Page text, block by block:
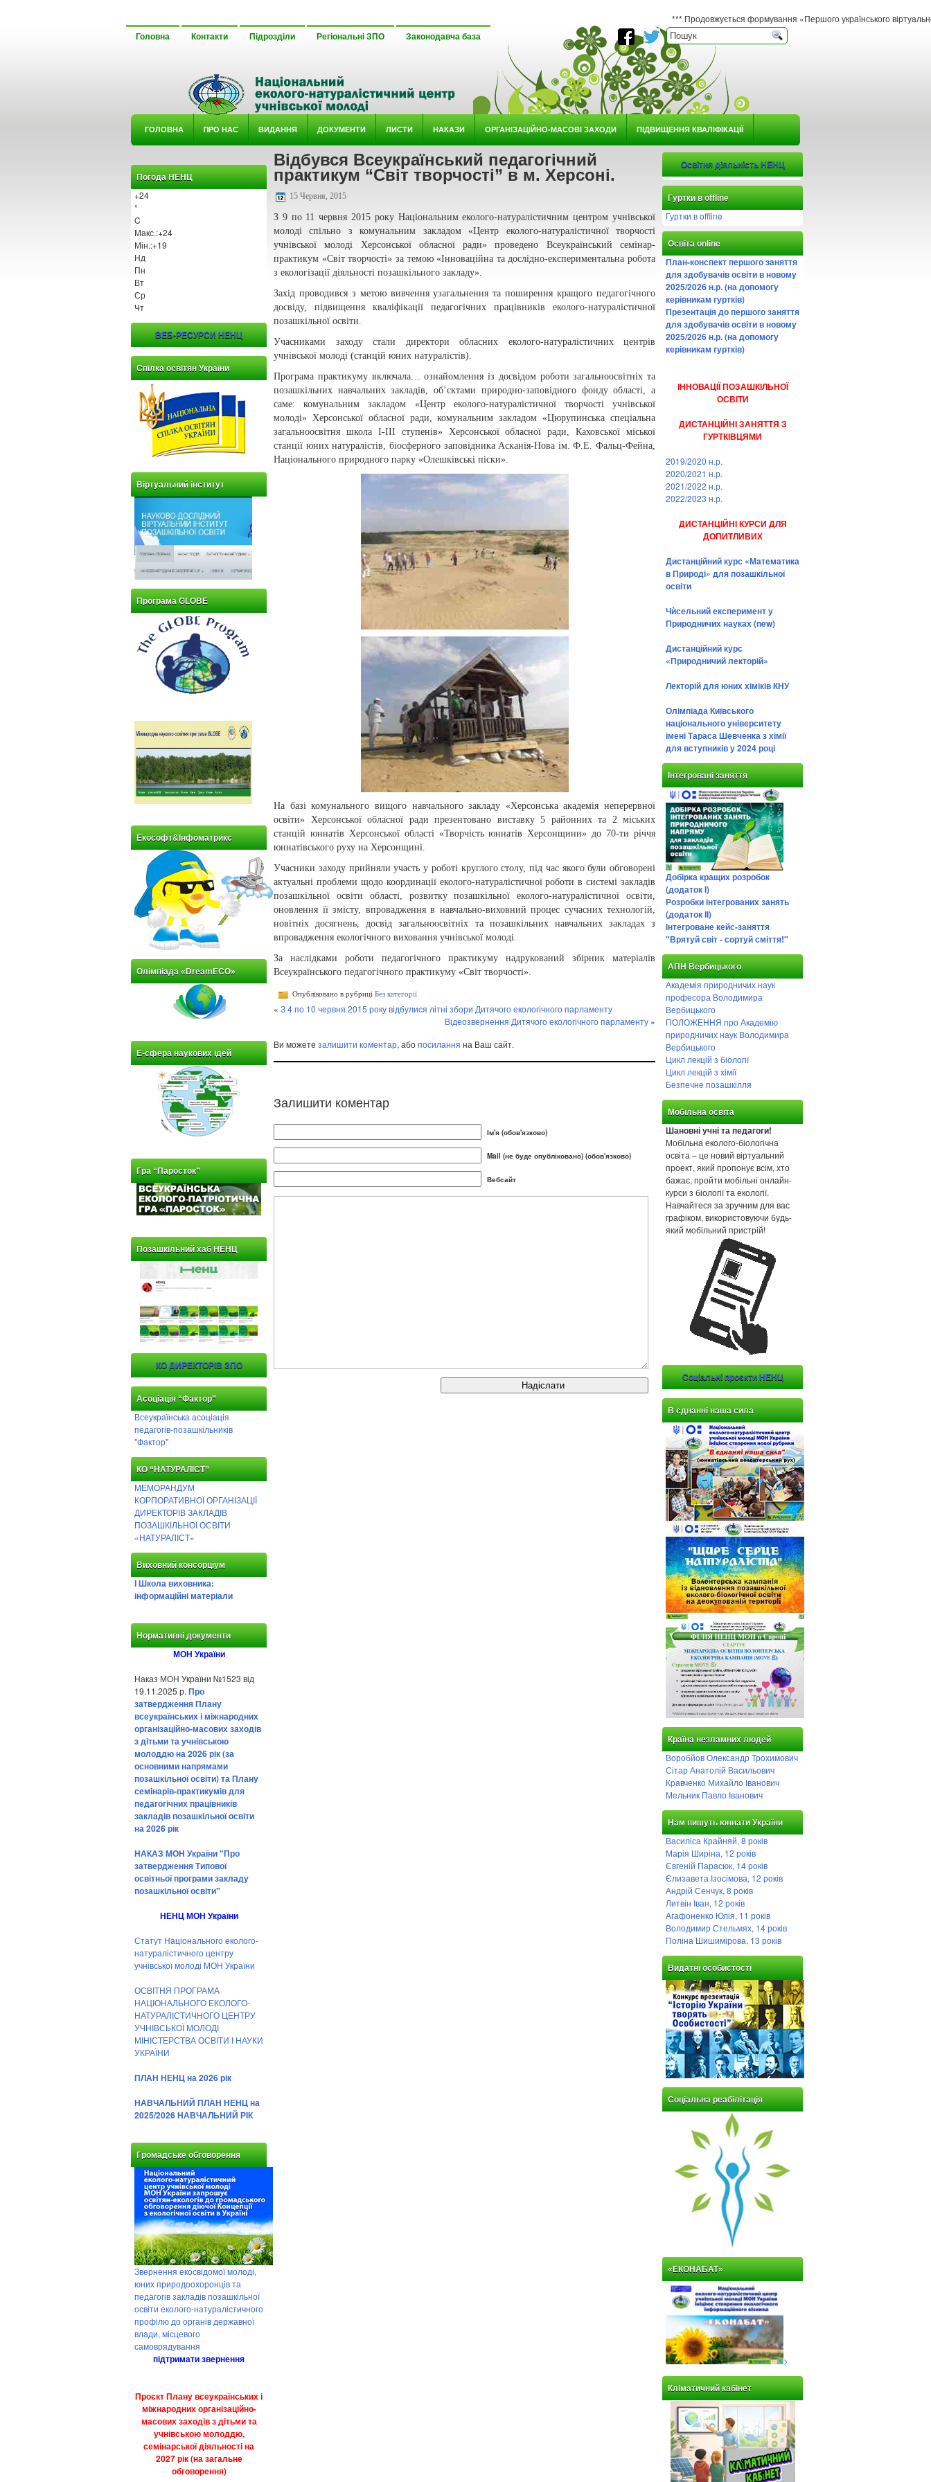
*** Продовжується формування «Першого українського віртуального
Головна Контакти Підрозділи Регіональні ЗПО Законодавча база
ГОЛОВНА ΠРО НАС ВИДАННЯ ДОКУМЕНТИ ЛИСТИ НАКАЗИ ОРГАНІЗАЦІЙНО-МАСОВІ ЗАХОДИ ПІДВИЩЕННЯ КВАЛІФІКАЦІЇ
Погода НЕНЦ
+24
°
C
Макс.:+24
Мін.:+19
Нд
Пн
Вт
Ср
Чт
ВЕБ-РЕСУРСИ НЕНЦ
Спілка освітян України
Віртуальний інститут
Програма GLOBE
Екософт&Інфоматрикс
Олімпіада «DreamECO»
Е-сфера наукових ідей
Гра “Паросток”
Позашкільний хаб НЕНЦ
КО ДИРЕКТОРІВ ЗПО
Асоціація “Фактор”
Всеукраїнська асоціація
педагогів-позашкільників
"Фактор"
КО “НАТУРАЛІСТ”
МЕМОРАНДУМ
КОРПОРАТИВНОЇ ОРГАНІЗАЦІЇ
ДИРЕКТОРІВ ЗАКЛАДІВ
ПОЗАШКІЛЬНОЇ ОСВІТИ
«НАТУРАЛІСТ»
Виховний консорціум
І Школа виховника:
інформаційні матеріали
Нормативні документи
МОН України
Наказ МОН України №1523 від
19.11.2025 р. Про
затвердження Плану
всеукраїнських і міжнародних
організаційно-масових заходів
з дітьми та учнівською
молоддю на 2026 рік (за
основними напрямами
позашкільної освіти) та Плану
семінарів-практикумів для
педагогічних працівників
закладів позашкільної освіти
на 2026 рік
НАКАЗ МОН України "Про
затвердження Типової
освітньої програми закладу
позашкільної освіти"
НЕНЦ МОН України
Статут Національного еколого-
натуралістичного центру
учнівської молоді МОН України
ОСВІТНЯ ПРОГРАМА
НАЦІОНАЛЬНОГО ЕКОЛОГО-
НАТУРАЛІСТИЧНОГО ЦЕНТРУ
УЧНІВСЬКОЇ МОЛОДІ
МІНІСТЕРСТВА ОСВІТИ І НАУКИ
УКРАЇНИ
ПЛАН НЕНЦ на 2026 рік
НАВЧАЛЬНИЙ ПЛАН НЕНЦ на
2025/2026 НАВЧАЛЬНИЙ РІК
Громадське обговорення
Звернення екосвідомої молоді,
юних природоохоронців та
педагогів закладів позашкільної
освіти еколого-натуралістичного
профілю до органів державної
влади, місцевого
самоврядування
підтримати звернення
Проєкт Плану всеукраїнських і
міжнародних організаційно-
масових заходів з дітьми та
учнівською молоддю,
семінарської діяльності на
2027 рік (на загальне
обговорення)
Відбувся Всеукраїнський педагогічний
практикум “Світ творчості” в м. Херсоні.
15 Червня, 2015
З 9 по 11 червня 2015 року Національним еколого-натуралістичним центром учнівської
молоді спільно з комунальним закладом «Центр еколого-натуралістичної творчості
учнівської молоді Херсонської обласної ради» проведено Всеукраїнський семінар-
практикум «Світ творчості» за темою «Інноваційна та дослідно-експериментальна робота
з екологізації діяльності позашкільного закладу».
Захід проводився з метою вивчення узагальнення та поширення кращого педагогічного
досвіду, підвищення кваліфікації педагогічних працівників еколого-натуралістичної
позашкільної освіти.
Учасниками заходу стали директори обласних еколого-натуралістичних центрів
учнівської молоді (станцій юних натуралістів).
Програма практикуму включала… ознайомлення із досвідом роботи загальноосвітніх та
позашкільних навчальних закладів, об’єктами природно-заповідного фонду області, а
саме: комунальним закладом «Центр еколого-натуралістичної творчості учнівської
молоді» Херсонської обласної ради, комунальним закладом «Цюрупинська спеціальна
загальноосвітня школа І-ІІІ ступенів» Херсонської обласної ради, Каховської міської
станції юних натуралістів, біосферного заповідника Асканія-Нова ім. Ф.Е. Фальц-Фейна,
Національного природного парку «Олешківські піски».
На базі комунального вищого навчального закладу «Херсонська академія неперервної
освіти» Херсонської обласної ради презентовано виставку 5 районних та 2 міських
станцій юннатів Херсонської області «Творчість юннатів Херсонщини» до 70-ти річчя
юннатівського руху на Херсонщині.
Учасники заходу прийняли участь у роботі круглого столу, під час якого були обговорені
актуальні проблеми щодо координації еколого-натуралістичної роботи в системі закладів
позашкільної освіти області, розвитку позашкільної еколого-натуралістичної освіти,
оновлення її змісту, впровадження в навчально-виховний процес сучасних технологій,
новітніх досягнень, досвід загальноосвітніх та позашкільних навчальних закладах з
впровадження екологічного виховання учнівської молоді.
За наслідками роботи педагогічного практикуму надрукований збірник матеріалів
Всеукраїнського педагогічного практикуму «Світ творчості».
Опубліковано в рубриці Без категорії
« З 4 по 10 червня 2015 року відбулися літні збори Дитячого екологічного парламенту
Відеозвернення Дитячого екологічного парламенту »
Ви можете залишити коментар, абопосилання на Ваш сайт.
Залишити коментар
Ім'я (обов'язково)
Mail (не буде опубліковано) (обов'язково)
Вебсайт
Освітня діяльність НЕНЦ
Гуртки в offline
Гуртки в offline
Освіта online
План-конспект першого заняття
для здобувачів освіти в новому
2025/2026 н.р. (на допомогу
керівникам гуртків)
Презентація до першого заняття
для здобувачів освіти в новому
2025/2026 н.р. (на допомогу
керівникам гуртків)
ІННОВАЦІЇ ПОЗАШКІЛЬНОЇ
ОСВІТИ
ДИСТАНЦІЙНІ ЗАНЯТТЯ З
ГУРТКІВЦЯМИ
2019/2020 н.р.
2020/2021 н.р.
2021/2022 н.р.
2022/2023 н.р.
ДИСТАНЦІЙНІ КУРСИ ДЛЯ
ДОПИТЛИВИХ
Дистанційний курс «Математика
в Природі» для позашкільної
освіти
Чѝсельний експеримент у
Природничих науках (new)
Дистанційний курс
«Природничий лекторій»
Лекторій для юних хіміків КНУ
Олімпіада Київського
національного університету
імені Тараса Шевченка з хімії
для вступників у 2024 році
Інтегровані заняття
Добірка кращих розробок
(додаток І)
Розробки інтегрованих занять
(додаток ІІ)
Інтегроване кейс-заняття
"Врятуй світ - сортуй сміття!"
АПН Вербицького
Академія природничих наук
професора Володимира
Вербицького
ПОЛОЖЕННЯ про Академію
природничих наук Володимира
Вербицького
Цикл лекцій з біології
Цикл лекцій з хімії
Безпечне позашкілля
Мобільна освіта
Шановні учні та педагоги!
Мобільна еколого-біологічна
освіта – це новий віртуальний
проект, який пропонує всім, хто
бажає, пройти мобільні онлайн-
курси з біології та екології.
Навчайтеся за зручним для вас
графіком, використовуючи будь-
який мобільний пристрій!
Соціальні проєкти НЕНЦ
В єднанні наша сила
Країна незламних людей
Воробйов Олександр Трохимович
Сітар Анатолій Васильович
Кравченко Михайло Іванович
Мельник Павло Іванович
Нам пишуть юннати України
Василіса Крайняй, 8 років
Марія Ширіна, 12 років
Євгеній Парасюк, 14 років
Єлизавета Ізосімова, 12 років
Андрій Сенчук, 8 років
Литвін Іван, 12 років
Агафоненко Юлія, 11 років
Володимир Стельмях, 14 років
Поліна Шишимірова, 13 років
Видатні особистості
Соціальна реабілітація
«ЕКОНАБАТ»
>
Кліматичний кабінет